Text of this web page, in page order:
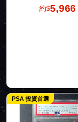
約$5,966
PSA 投資首選